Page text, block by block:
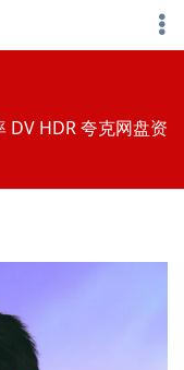
DV HDR 夸克网盘资